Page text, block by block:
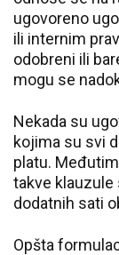
ugovoreno
ili internim
odobreni ili
mogu se
Nekada su
kojima su svi
platu.
takve klauzule
dodatnih sati
Opšta